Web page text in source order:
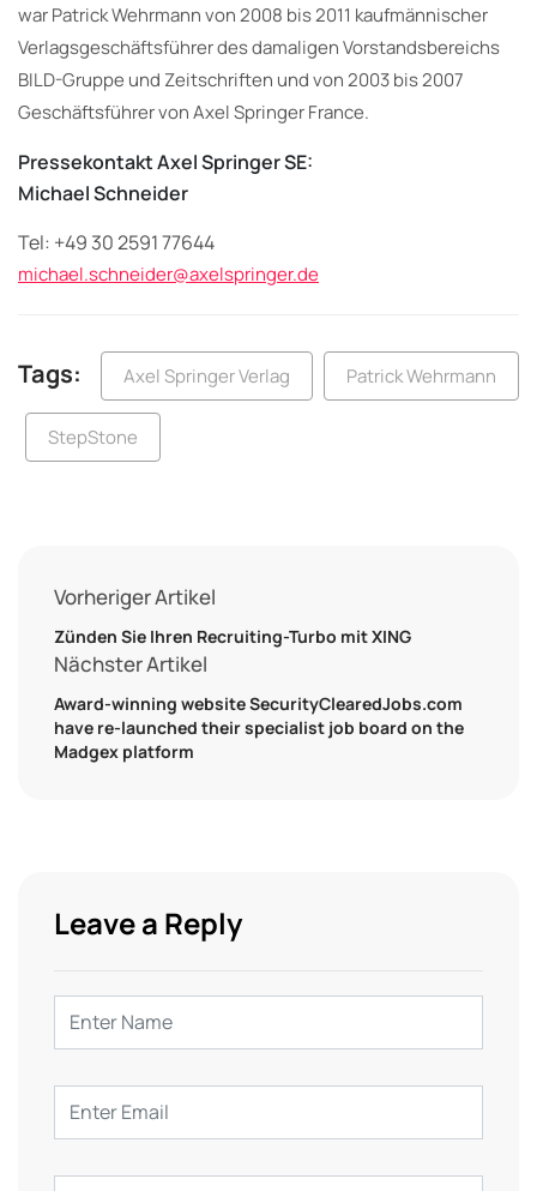
war Patrick Wehrmann von 2008 bis 2011 kaufmännischer
Verlagsgeschäftsführer des damaligen Vorstandsbereichs
BILD-Gruppe und Zeitschriften und von 2003 bis 2007
Geschäftsführer von Axel Springer France.
Pressekontakt Axel Springer SE:
Michael Schneider
Tel: +49 30 2591 77644
michael.schneider@axelspringer.de
Tags: Axel Springer Verlag Patrick Wehrmann
StepStone
Vorheriger Artikel
Zünden Sie Ihren Recruiting-Turbo mit XING
Nächster Artikel
Award-winning website SecurityClearedJobs.com
have re-launched their specialist job board on the
Madgex platform
Leave a Reply